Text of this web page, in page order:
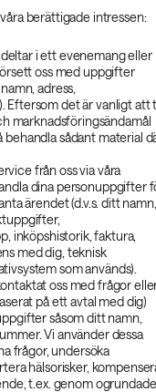
berättigade intressen:
i ett evenemang eller
oss med uppgifter
adress,
Eftersom det är vanligt att
marknadsföringsändamål
behandla sådant material
från oss via våra
dina personuppgifter
ärendet (d.v.s. ditt namn,
inköpshistorik, faktura,
med dig, teknisk
som används).
oss med frågor
på ett avtal med dig)
såsom ditt namn,
Vi använder dessa
frågor, undersöka
hälsorisker,
t.ex. genom ogrundade